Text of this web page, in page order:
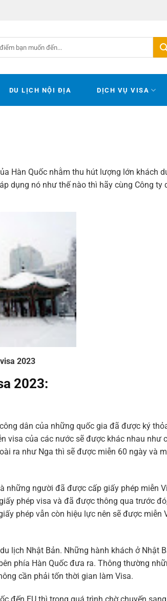
DU LỊCH NỘI ĐỊA DỊCH VỤ VISA
Hàn Quốc nhằm thu hút lượng lớn khách
dụng nó như thế nào thì hãy cùng Công ty
2023
2023:
dân của những quốc gia đã được ký
visa của các nước sẽ được khác nhau như
ra như Nga thì sẽ được miễn 60 ngày và
những người đã được cấp giấy phép miễn
phép visa và đã được thông qua trước
phép vẫn còn hiệu lực nên sẽ được miễn
lịch Nhật Bản. Những hành khách ở Nhật
phía Hàn Quốc đưa ra. Thông thường
cần phải tốn thời gian làm Visa.